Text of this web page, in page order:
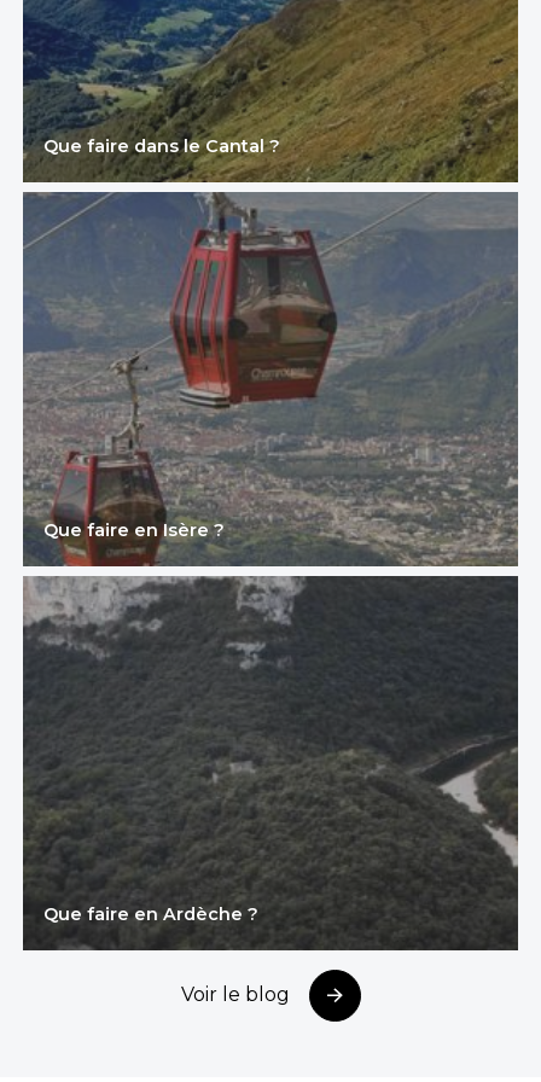
Que faire dans le Cantal ?
Que faire en Isère ?
Que faire en Ardèche ?
Voir le blog